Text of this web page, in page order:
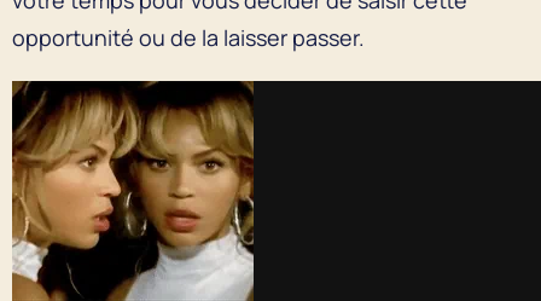
opportunité ou de la laisser passer.